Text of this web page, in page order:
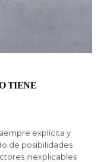
TIENE
explícita y
de posibilidades
inexplicables